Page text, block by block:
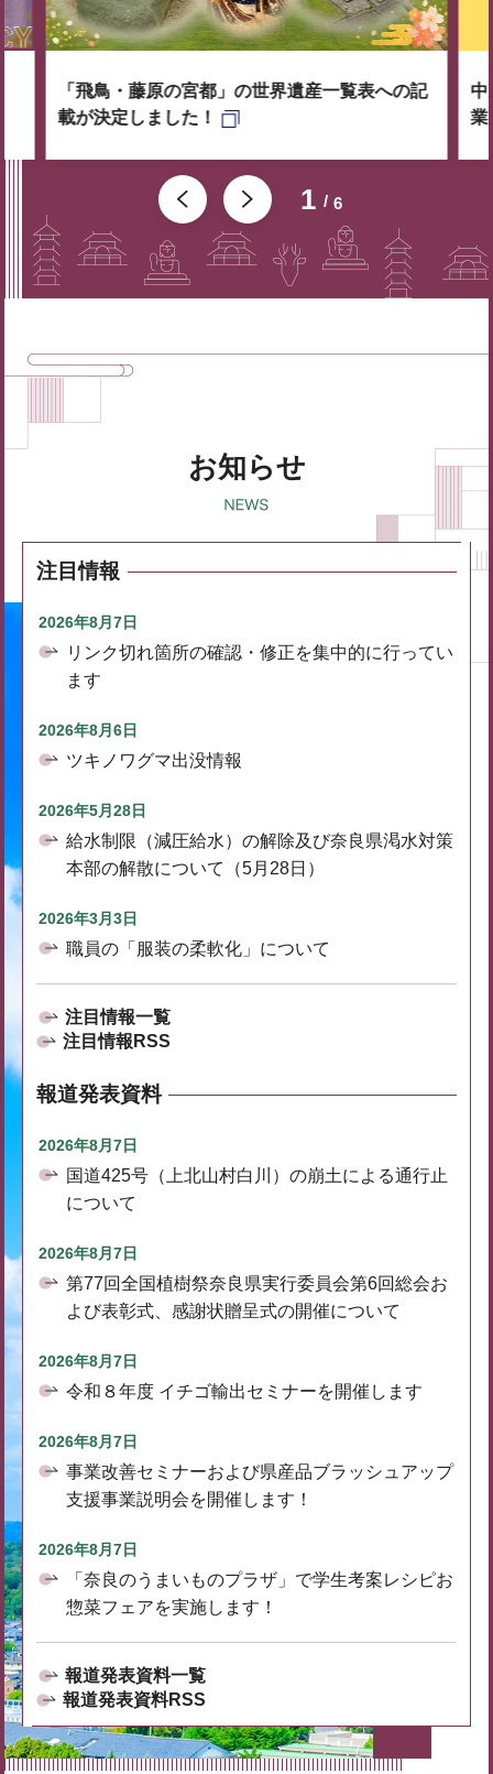
1 6
「飛鳥・藤原の宮都」の世界遺産一覧表への記
載が決定しました！
中
業
お知らせ
注目情報
2026年8月7日
リンク切れ箇所の確認・修正を集中的に行ってい
ます
2026年8月6日
ツキノワグマ出没情報
2026年5月28日
給水制限（減圧給水）の解除及び奈良県渇水対策
本部の解散について（5月28日）
2026年3月3日
職員の「服装の柔軟化」について
注目情報一覧
注目情報RSS
報道発表資料
2026年8月7日
国道425号（上北山村白川）の崩土による通行止
について
2026年8月7日
第77回全国植樹祭奈良県実行委員会第6回総会お
よび表彰式、感謝状贈呈式の開催について
2026年8月7日
令和８年度 イチゴ輸出セミナーを開催します
2026年8月7日
事業改善セミナーおよび県産品ブラッシュアップ
支援事業説明会を開催します！
2026年8月7日
「奈良のうまいものプラザ」で学生考案レシピお
惣菜フェアを実施します！
報道発表資料一覧
報道発表資料RSS